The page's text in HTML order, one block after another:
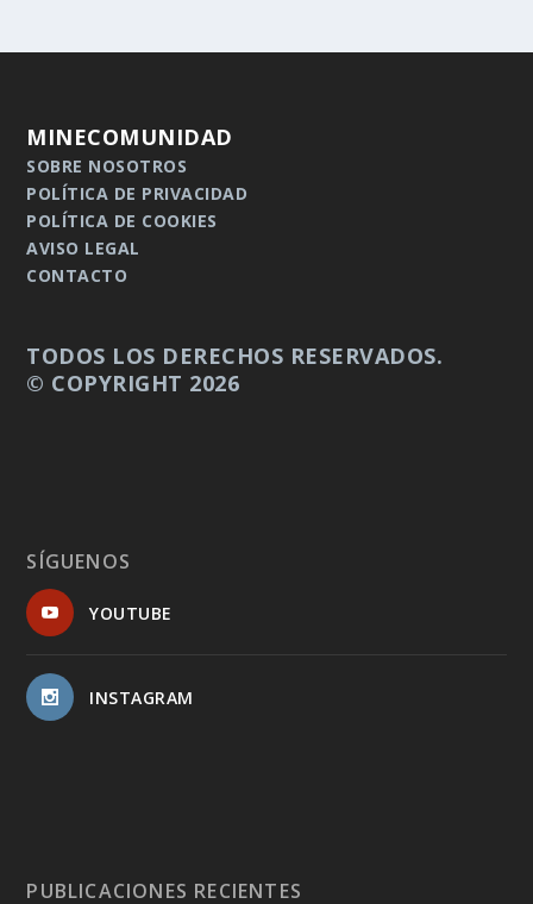
MINECOMUNIDAD
SOBRE NOSOTROS
POLÍTICA DE PRIVACIDAD
POLÍTICA DE COOKIES
AVISO LEGAL
CONTACTO
TODOS LOS DERECHOS RESERVADOS.
© COPYRIGHT 2026
SÍGUENOS
YOUTUBE
INSTAGRAM
PUBLICACIONES RECIENTES